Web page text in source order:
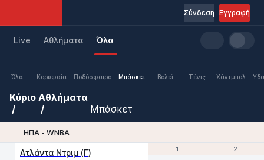
Εγγραφή
Σύνδεση
Live Aθλήματα Όλα
Όλα Κορυφαία Ποδόσφαιρο Μπάσκετ Βόλεϊ Τένις Χάντμπολ
Κύριο Αθλήματα
Μπάσκετ
ΗΠΑ - WNBA
1 2
Ατλάντα Ντριμ (Γ) 1 2